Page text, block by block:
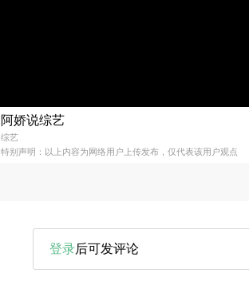
阿娇说综艺
综艺
特别声明：以上内容为网络用户上传发布，仅代表该用户观点
登录后可发评论